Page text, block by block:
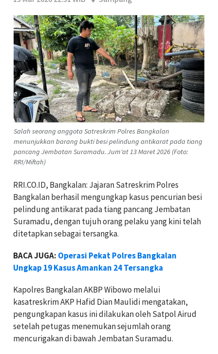
Salah seorang anggota Satreskrim Polres Bangkalan
menunjukkan barang bukti besi pelindung antikarat pada tiang
pancang Jembatan Suramadu. Jum'at 13 Maret 2026 (Foto:
RRI/Miftah)
RRI.CO.ID, Bangkalan: Jajaran Satreskrim Polres
Bangkalan berhasil mengungkap kasus pencurian besi
pelindung antikarat pada tiang pancang Jembatan
Suramadu, dengan tujuh orang pelaku yang kini telah
ditetapkan sebagai tersangka.
BACA JUGA: Operasi Pekat Polres Bangkalan
Ungkap 19 Kasus Amankan 24 Tersangka
Kapolres Bangkalan AKBP Wibowo melalui
kasatreskrim AKP Hafid Dian Maulidi mengatakan,
pengungkapan kasus ini dilakukan oleh Satpol Airud
setelah petugas menemukan sejumlah orang
mencurigakan di bawah Jembatan Suramadu.